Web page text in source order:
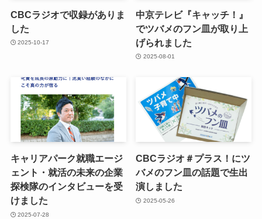
CBCラジオで収録がありま
した
2025-10-17
中京テレビ『キャッチ！』
でツバメのフン皿が取り上
げられました
2025-08-01
キャリアパーク就職エージ
ェント・就活の未来の企業
探検隊のインタビューを受
けました
2025-07-28
CBCラジオ＃プラス！にツ
バメのフン皿の話題で生出
演しました
2025-05-26